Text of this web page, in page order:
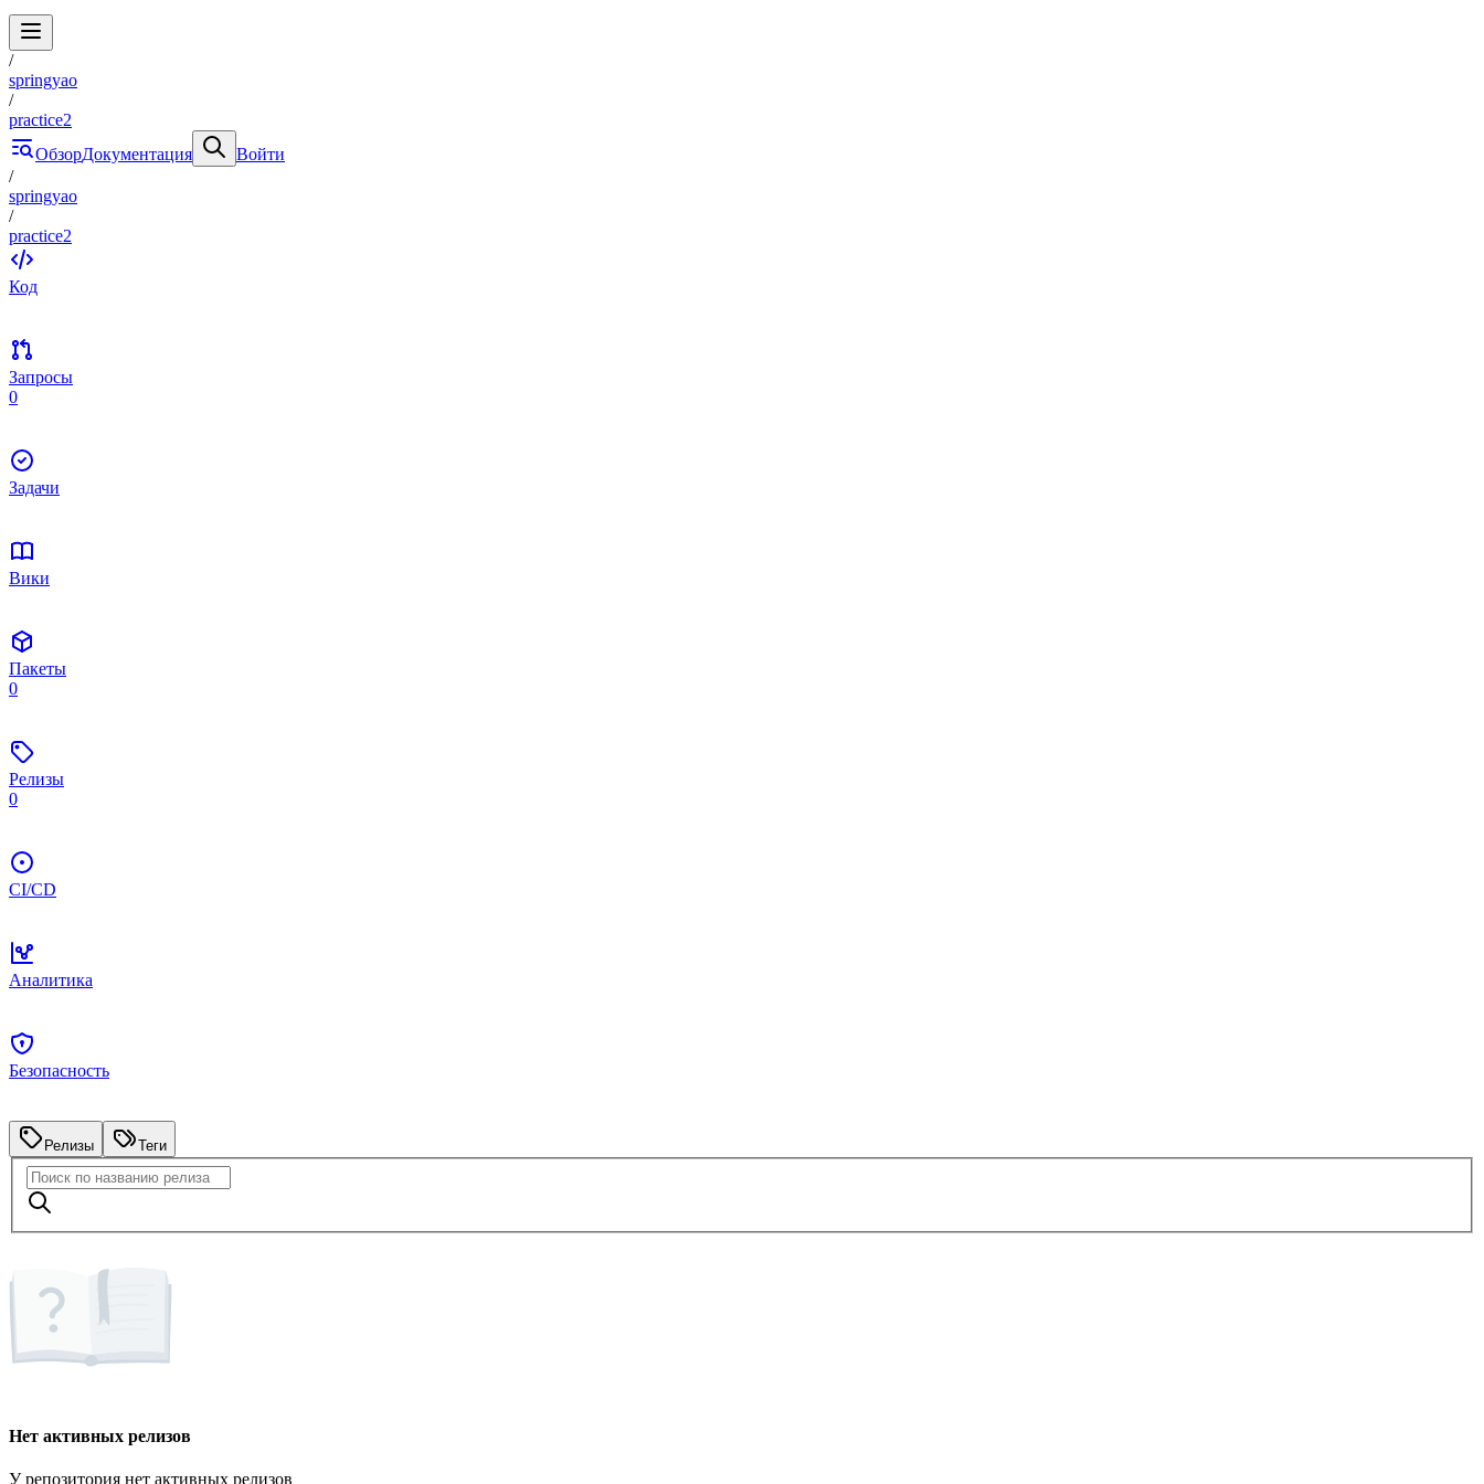
/
springyao
/
practice2
ОбзорДокументация
Войти
/
springyao
/
practice2
Код
Запросы
0
Задачи
Вики
Пакеты
0
Релизы
0
CI/CD
Аналитика
Безопасность
Релизы Теги
Нет активных релизов
У репозитория нет активных релизов